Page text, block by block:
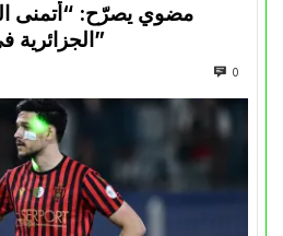
مضوي يصرّح: “أتمنى
الجزائرية في المسابقات القارية”
0